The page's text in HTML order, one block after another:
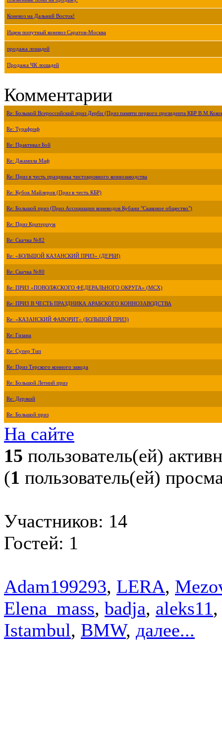
Коневоз на Дальний Восток!
Ищем попутный коневоз Саратов-Москва
продажа лошадей
Продажа ЧК лошадей
Комментарии
Re: Большой Всероссийский приз Дерби (Приз памяти первого президента КБР
Re: Турафриф
Re: Практикал Бой
Re: Джамила Маф
Re: Приз в честь праздника чистокровного коннозаводства
Re: Кубок Майлеров (Приз в честь КБР)
Re: Большой приз (Приз Ассоциации коневодов Кубани "Скаковое общество")
Re: Приз Критериум
Re: Скачка №82
Re: «БОЛЬШОЙ КАЗАНСКИЙ ПРИЗ» (ДЕРБИ)
Re: Скачка №80
Re: ПРИЗ «ПОВОЛЖСКОГО ФЕДЕРАЛЬНОГО ОКРУГА» (МСХ)
Re: ПРИЗ В ЧЕСТЬ ПРАЗДНИКА АРАБСКОГО КОННОЗАВОДСТВА
Re: «КАЗАНСКИЙ ФАВОРИТ» (БОЛЬШОЙ ПРИЗ)
Re: Гизана
Re: Супер Тип
Re: Приз Терского конного завода
Re: Большой Летний приз
Re: Дерзкий
Re: Большой приз
На сайте
15 пользователь(ей)
(1 пользователь(ей)
Участников: 14
Гостей: 1
Adam199293, LERA,
Elena_mass, badja, aleks11,
Istambul, BMW, далее...